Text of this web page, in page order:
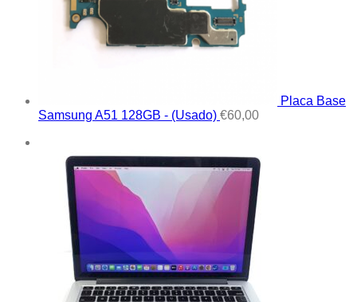
Placa Base
Samsung A51 128GB - (Usado) €60,00